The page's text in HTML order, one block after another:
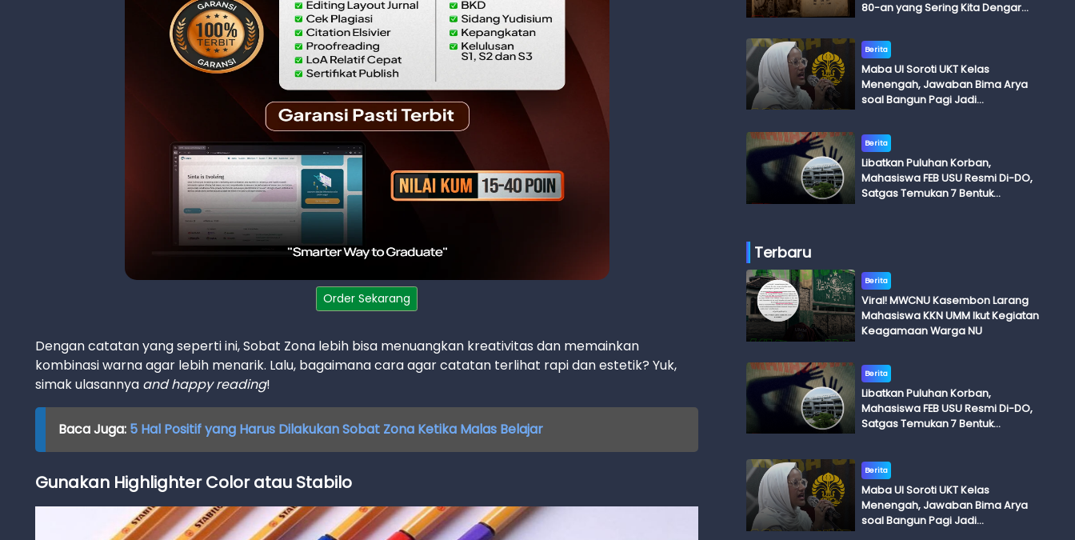
Order Sekarang
Dengan catatan yang seperti ini, Sobat Zona lebih bisa menuangkan kreativitas dan memainkan
kombinasi warna agar lebih menarik. Lalu, bagaimana cara agar catatan terlihat rapi dan estetik? Yuk,
simak ulasannya and happy reading!
Baca Juga: 5 Hal Positif yang Harus Dilakukan Sobat Zona Ketika Malas Belajar
Gunakan Highlighter Color atau Stabilo
80-an yang Sering Kita Dengar
Adik Budi
Berita
Maba UI Soroti UKT Kelas
Menengah, Jawaban Bima Arya
soal Bangun Pagi Jadi
Berita
Libatkan Puluhan Korban,
Mahasiswa FEB USU Resmi Di-DO,
Satgas Temukan 7 Bentuk
Terbaru
Berita
Viral! MWCNU Kasembon Larang
Mahasiswa KKN UMM Ikut Kegiatan
Keagamaan Warga NU
Berita
Libatkan Puluhan Korban,
Mahasiswa FEB USU Resmi Di-DO,
Satgas Temukan 7 Bentuk
Berita
Maba UI Soroti UKT Kelas
Menengah, Jawaban Bima Arya
soal Bangun Pagi Jadi